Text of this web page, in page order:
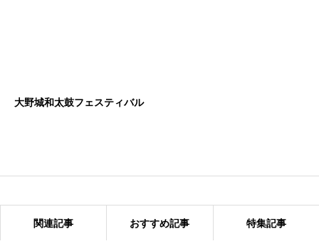
大野城和太鼓フェスティバル
関連記事 おすすめ記事 特集記事